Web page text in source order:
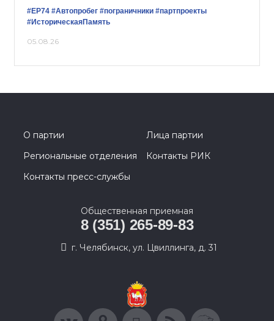
#ЕР74 #Автопробег #пограничники #партпроекты
#ИсторическаяПамять
05.08.26
О партии
Лица партии
Региональные отделения
Контакты РИК
Контакты пресс-службы
Общественная приемная
8 (351) 265-89-83
г. Челябинск, ул. Цвиллинга, д. 31